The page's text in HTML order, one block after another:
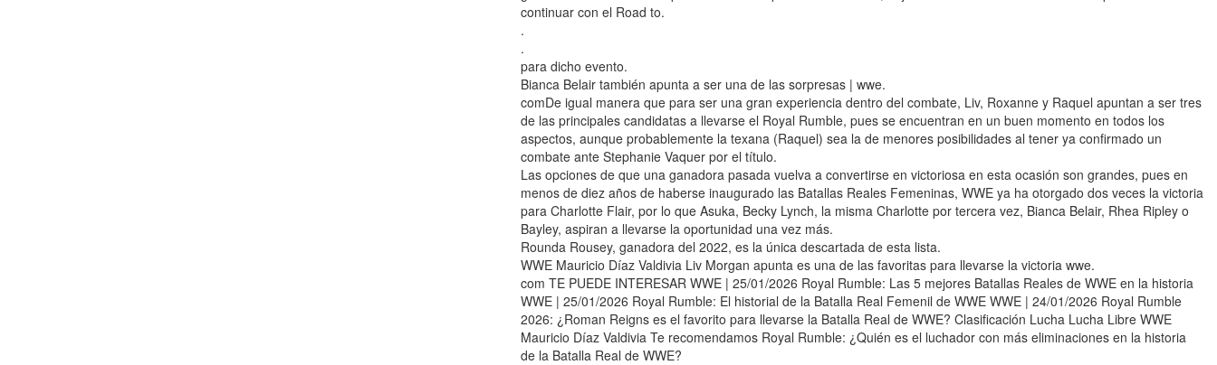
continuar con el Road to.
.
.
para dicho evento.
Bianca Belair también apunta a ser una de las sorpresas | wwe.
comDe igual manera que para ser una gran experiencia dentro del combate, Liv, Roxanne y Raquel apuntan a ser tres
de las principales candidatas a llevarse el Royal Rumble, pues se encuentran en un buen momento en todos los
aspectos, aunque probablemente la texana (Raquel) sea la de menores posibilidades al tener ya confirmado un
combate ante Stephanie Vaquer por el título.
Las opciones de que una ganadora pasada vuelva a convertirse en victoriosa en esta ocasión son grandes, pues en
menos de diez años de haberse inaugurado las Batallas Reales Femeninas, WWE ya ha otorgado dos veces la victoria
para Charlotte Flair, por lo que Asuka, Becky Lynch, la misma Charlotte por tercera vez, Bianca Belair, Rhea Ripley o
Bayley, aspiran a llevarse la oportunidad una vez más.
Rounda Rousey, ganadora del 2022, es la única descartada de esta lista.
WWE Mauricio Díaz Valdivia Liv Morgan apunta es una de las favoritas para llevarse la victoria wwe.
com TE PUEDE INTERESAR WWE | 25/01/2026 Royal Rumble: Las 5 mejores Batallas Reales de WWE en la historia
WWE | 25/01/2026 Royal Rumble: El historial de la Batalla Real Femenil de WWE WWE | 24/01/2026 Royal Rumble
2026: ¿Roman Reigns es el favorito para llevarse la Batalla Real de WWE? Clasificación Lucha Lucha Libre WWE
Mauricio Díaz Valdivia Te recomendamos Royal Rumble: ¿Quién es el luchador con más eliminaciones en la historia
de la Batalla Real de WWE?